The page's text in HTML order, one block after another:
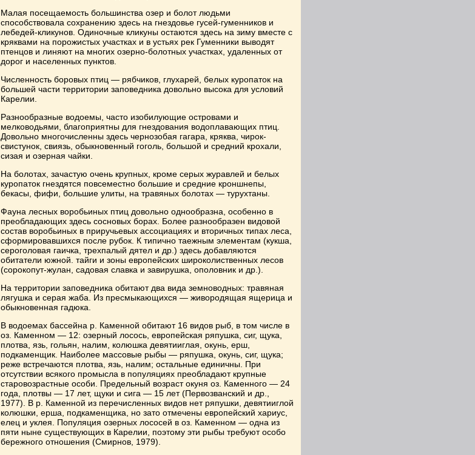
Малая посещаемость большинства озер и болот людьми
способствовала сохранению здесь на гнездовье гусей-гуменников и
лебедей-кликунов. Одиночные кликуны остаются здесь на зиму вместе с
кряквами на порожистых участках и в устьях рек Гуменники выводят
птенцов и линяют на многих озерно-болотных участках, удаленных от
дорог и населенных пунктов.
Численность боровых птиц — рябчиков, глухарей, белых куропаток на
большей части территории заповедника довольно высока для условий
Карелии.
Разнообразные водоемы, часто изобилующие островами и
мелководьями, благоприятны для гнездования водоплавающих птиц.
Довольно многочисленны здесь чернозобая гагара, кряква, чирок-
свистунок, свиязь, обыкновенный гоголь, большой и средний крохали,
сизая и озерная чайки.
На болотах, зачастую очень крупных, кроме серых журавлей и белых
куропаток гнездятся повсеместно большие и средние кроншнепы,
бекасы, фифи, большие улиты, на травяных болотах — турухтаны.
Фауна лесных воробьиных птиц довольно однообразна, особенно в
преобладающих здесь сосновых борах. Более разнообразен видовой
состав воробьиных в приручьевых ассоциациях и вторичных типах леса,
сформировавшихся после рубок. К типично таежным элементам (кукша,
сероголовая гаичка, трехпалый дятел и др.) здесь добавляются
обитатели южной. тайги и зоны европейских широколиственных лесов
(сорокопут-жулан, садовая славка и завирушка, ополовник и др.).
На территории заповедника обитают два вида земноводных: травяная
лягушка и серая жаба. Из пресмыкающихся — живородящая ящерица и
обыкновенная гадюка.
В водоемах бассейна р. Каменной обитают 16 видов рыб, в том числе в
оз. Каменном — 12: озерный лосось, европейская ряпушка, сиг, щука,
плотва, язь, гольян, налим, колюшка девятииглая, окунь, ерш,
подкаменщик. Наиболее массовые рыбы — ряпушка, окунь, сиг, щука;
реже встречаются плотва, язь, налим; остальные единичны. При
отсутствии всякого промысла в популяциях преобладают крупные
старовозрастные особи. Предельный возраст окуня оз. Каменного — 24
года, плотвы — 17 лет, щуки и сига — 15 лет (Первозванский и др.,
1977). В р. Каменной из перечисленных видов нет ряпушки, девятииглой
колюшки, ерша, подкаменщика, но зато отмечены европейский хариус,
елец и уклея. Популяция озерных лососей в оз. Каменном — одна из
пяти ныне существующих в Карелии, поэтому эти рыбы требуют особо
бережного отношения (Смирнов, 1979).